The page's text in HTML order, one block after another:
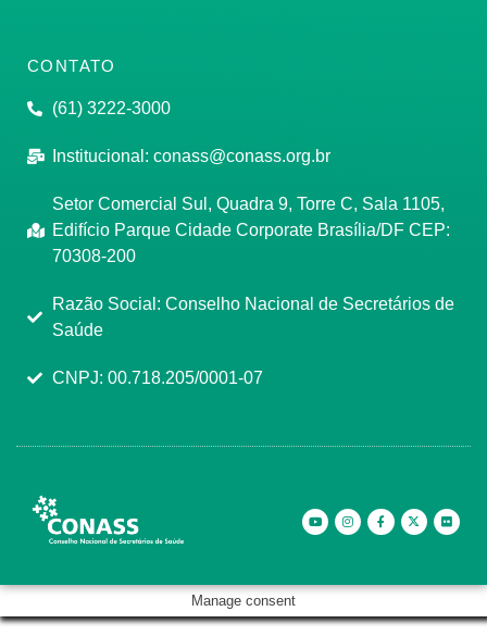
CONTATO
(61) 3222-3000
Institucional: conass@conass.org.br
Setor Comercial Sul, Quadra 9, Torre C, Sala 1105,
Edifício Parque Cidade Corporate Brasília/DF CEP:
70308-200
Razão Social: Conselho Nacional de Secretários de
Saúde
CNPJ: 00.718.205/0001-07
Manage consent